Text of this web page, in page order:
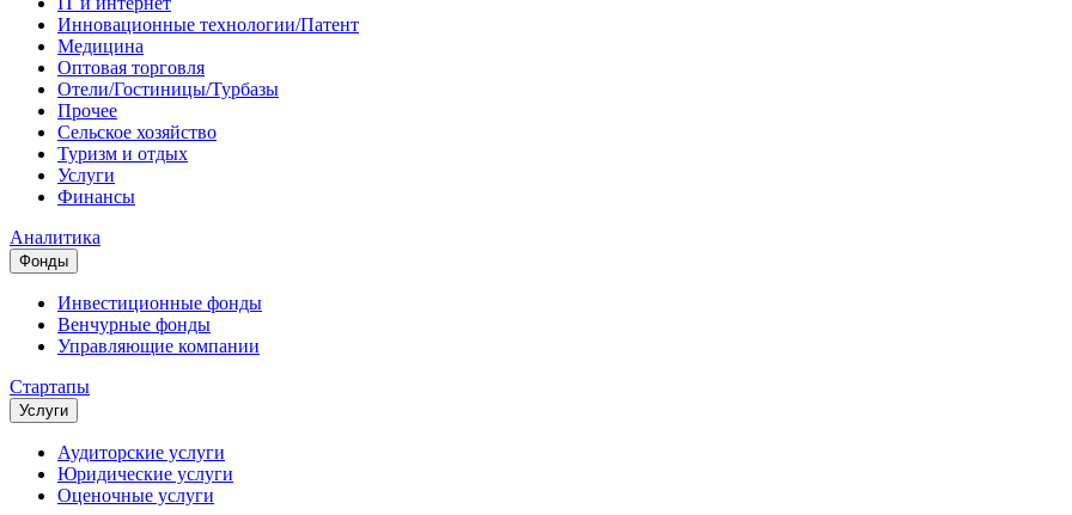
Инновационные технологии/Патент
Медицина
Оптовая торговля
Отели/Гостиницы/Турбазы
Прочее
Сельское хозяйство
Туризм и отдых
Услуги
Финансы
Аналитика
Фонды
Инвестиционные фонды
Венчурные фонды
Управляющие компании
Стартапы
Услуги
Аудиторские услуги
Юридические услуги
Оценочные услуги